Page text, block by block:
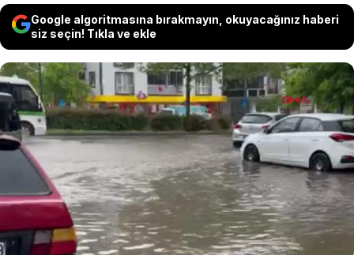
Google algoritmasına bırakmayın, okuyacağınız haberi
siz seçin! Tıkla ve ekle
Tekirdağ'ın birçok ilçesinde sağanak
hayatı felç etti. Vatandaşlar 10 dakika
süren yağışla zor durumda kalırken,
araçlar da ilerlemekte güçlük çekti.